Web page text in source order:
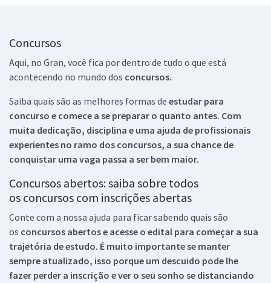
Concursos
Aqui, no Gran, você fica por dentro de tudo o que está
acontecendo no mundo dos concursos.
Saiba quais são as melhores formas de estudar para
concurso e comece a se preparar o quanto antes. Com
muita dedicação, disciplina e uma ajuda de profissionais
experientes no ramo dos concursos, a sua chance de
conquistar uma vaga passa a ser bem maior.
Concursos abertos: saiba sobre todos
os concursos com inscrições abertas
Conte com a nossa ajuda para ficar sabendo quais são
os concursos abertos e acesse o edital para começar a sua
trajetória de estudo. É muito importante se manter
sempre atualizado, isso porque um descuido pode lhe
fazer perder a inscrição e ver o seu sonho se distanciando